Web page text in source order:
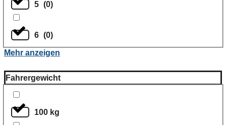
5 (0)
6 (0)
Mehr anzeigen
Fahrergewicht
100 kg